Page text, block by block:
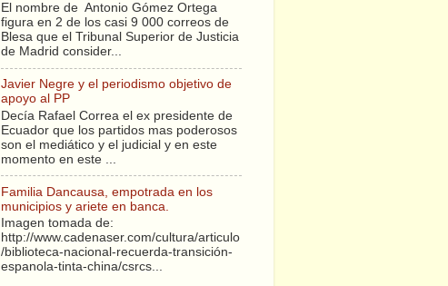
El nombre de Antonio Gómez Ortega
figura en 2 de los casi 9 000 correos de
Blesa que el Tribunal Superior de Justicia
de Madrid consider...
Javier Negre y el periodismo objetivo de
apoyo al PP
Decía Rafael Correa el ex presidente de
Ecuador que los partidos mas poderosos
son el mediático y el judicial y en este
momento en este ...
Familia Dancausa, empotrada en los
municipios y ariete en banca.
Imagen tomada de:
http://www.cadenaser.com/cultura/articulo
/biblioteca-nacional-recuerda-transición-
espanola-tinta-china/csrcs...